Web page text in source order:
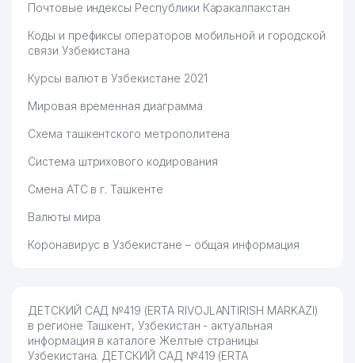
Почтовые индексы Республики Каракалпакстан
Коды и префиксы операторов мобильной и городской
связи Узбекистана
Курсы валют в Узбекистане 2021
Мировая временная диаграмма
Схема ташкентского метрополитена
Система штрихового кодирования
Смена АТС в г. Ташкенте
Валюты мира
Коронавирус в Узбекистане – общая информация
ДЕТСКИЙ САД №419 (ERTA RIVOJLANTIRISH MARKAZI)
в регионе Ташкент, Узбекистан - актуальная
информация в каталоге Желтые страницы
Узбекистана. ДЕТСКИЙ САД №419 (ERTA